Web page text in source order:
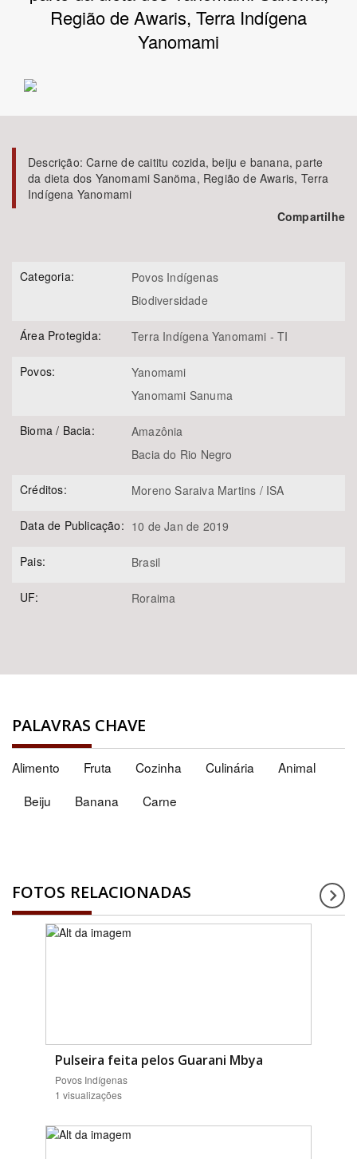
Tema
Subtema
Área de Levantamento
Área Protegida
Região de Awaris, Terra Indígena
Yanomami
Descrição:Carne de caititu cozida, beiju e banana, parte
da dieta dos Yanomami Sanöma, Região de Awaris, Terra
Indígena Yanomami
Compartilhe
Categoria:
Povos Indígenas
Biodiversidade
Área Protegida: Terra Indígena Yanomami - TI
Povos:
Yanomami
Yanomami Sanuma
Bioma / Bacia:
Amazônia
Bacia do Rio Negro
Créditos: Moreno Saraiva Martins / ISA
Data de Publicação: 10 de Jan de 2019
Pais: Brasil
UF: Roraima
PALAVRAS CHAVE
Alimento Fruta Cozinha Culinária
Animal
Beiju
Banana Carne
FOTOS RELACIONADAS
Pulseira feita pelos Guarani Mbya
Povos Indígenas
1 visualizações